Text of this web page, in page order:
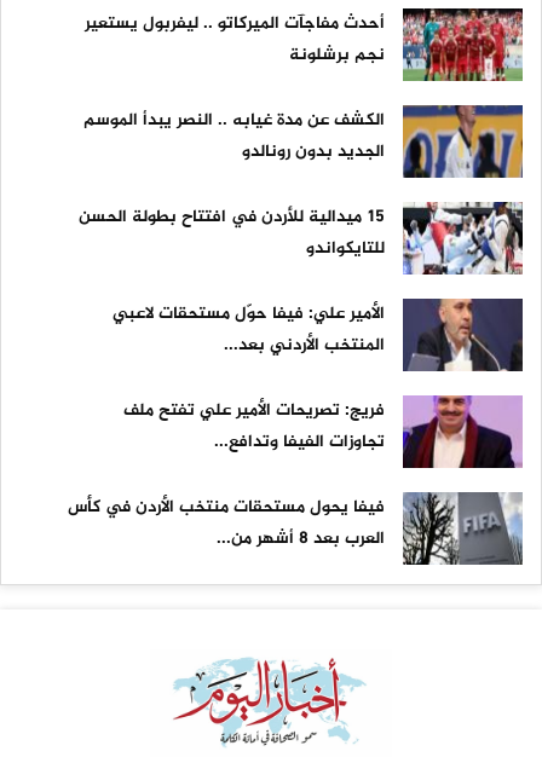
أحدث مفاجآت الميركاتو .. ليفربول يستعير
نجم برشلونة
الكشف عن مدة غيابه .. النصر يبدأ الموسم
الجديد بدون رونالدو
15 ميدالية للأردن في افتتاح بطولة الحسن
للتايكواندو
الأمير علي: فيفا حوّل مستحقات لاعبي
المنتخب الأردني بعد...
فريج: تصريحات الأمير علي تفتح ملف
تجاوزات الفيفا وتدافع...
فيفا يحول مستحقات منتخب الأردن في كأس
العرب بعد 8 أشهر من...